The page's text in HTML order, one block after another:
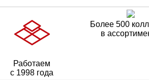
Работаем
с 1998 года
Более 500
в